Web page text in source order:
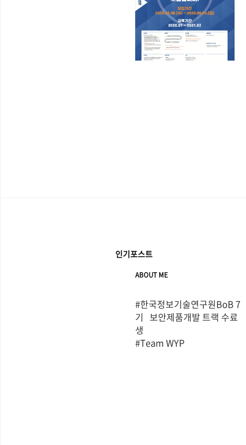
인기포스트
ABOUT ME
#한국정보기술연구원BoB 7
기   보안제품개발 트랙 수료
생
#Team WYP